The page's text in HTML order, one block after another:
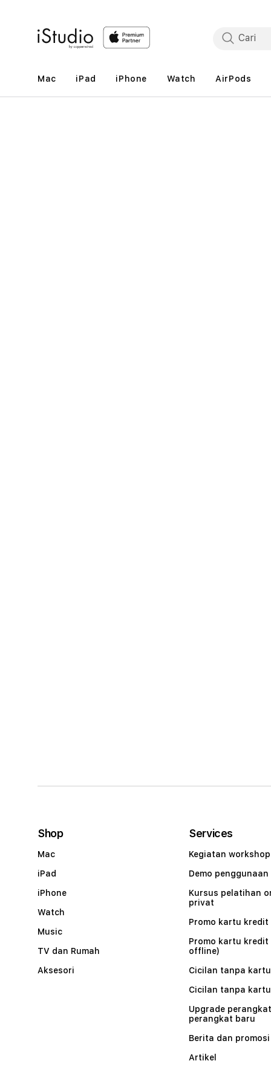
Mac iPad iPhone Watch AirPods
Shop
Mac
iPad
iPhone
Watch
Music
TV dan Rumah
Aksesori
Services
Kegiatan workshop
Demo penggunaan
Kursus pelatihan
privat
Promo kartu kredit
Promo kartu kredit
offline)
Cicilan tanpa
Cicilan tanpa
Upgrade
perangkat baru
Berita dan promosi
Artikel